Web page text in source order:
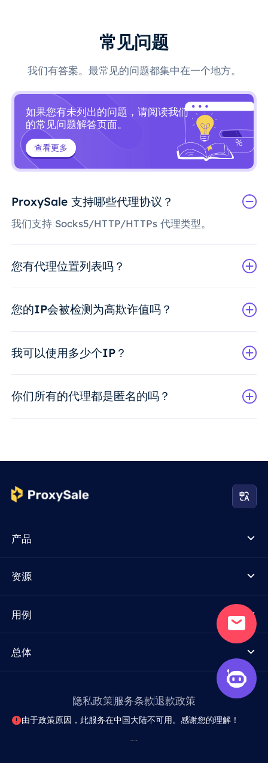
常见问题
我们有答案。最常见的问题都集中在一个地方。
如果您有未列出的问题，请阅读我们
的常见问题解答页面。
查看更多
ProxySale 支持哪些代理协议？
我们支持 Socks5/HTTP/HTTPs 代理类型。
您有代理位置列表吗？
您的IP会被检测为高欺诈值吗？
我可以使用多少个IP？
你们所有的代理都是匿名的吗？
产品
资源
用例
总体
隐私政策服务条款退款政策
由于政策原因，此服务在中国大陆不可用。感谢您的理解！